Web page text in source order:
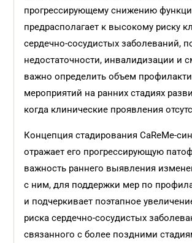
прогрессирующему снижению
предрасполагает к высокому риску
сердечно-сосудистых заболеваний,
недостаточности, инвалидизации и
важно определить объем
мероприятий на ранних стадиях
когда клинические проявления
Концепция стадирования CaReMe-
отражает его прогрессирующую
важность раннего выявления
с ним, для поддержки мер по
и подчеркивает поэтапное
риска сердечно-сосудистых
связанного с более поздними